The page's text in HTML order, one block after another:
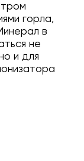
горла,
в
не
и для